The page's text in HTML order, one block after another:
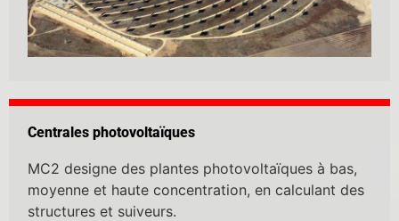
Centrales photovoltaïques
MC2 designe des plantes photovoltaïques à bas,
moyenne et haute concentration, en calculant des
structures et suiveurs.